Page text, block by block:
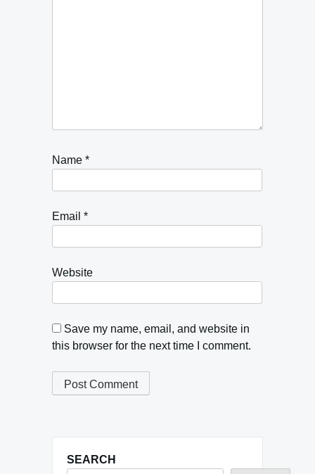
Name *
Email *
Website
Save my name, email, and website in
this browser for the next time I comment.
SEARCH